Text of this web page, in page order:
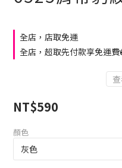
全店，店取免運
全店，超取先付款享免運費
NT$590
顏色